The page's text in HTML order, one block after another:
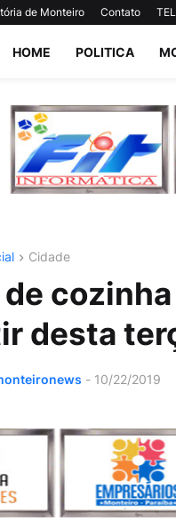
de Monteiro Contato
HOME POLITICA
Cidade
de
desta
- 10/22/2019